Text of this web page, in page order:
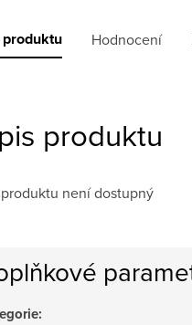
produktu Hodnocení
produktu
není dostupný
: